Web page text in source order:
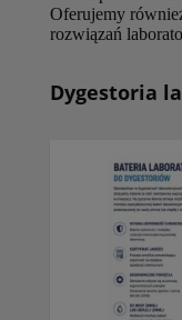
Oferujemy
rozwiązań
Dygestoria